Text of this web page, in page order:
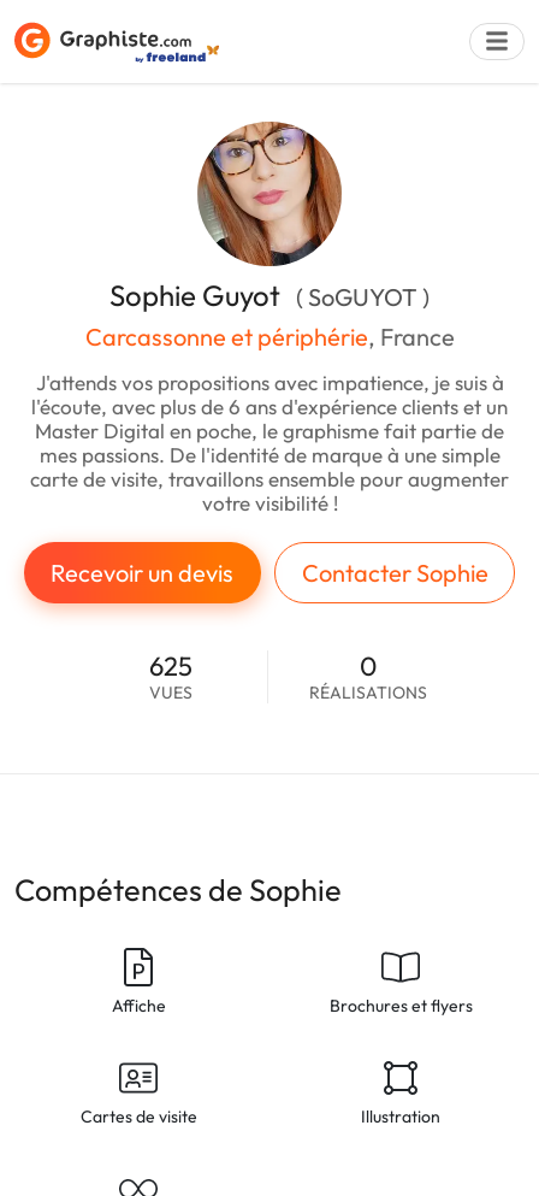
Sophie Guyot ( SoGUYOT )
Carcassonne et périphérie, France
J'attends vos propositions avec impatience, je suis à
l'écoute, avec plus de 6 ans d'expérience clients et un
Master Digital en poche, le graphisme fait partie de
mes passions. De l'identité de marque à une simple
carte de visite, travaillons ensemble pour augmenter
votre visibilité !
Recevoir un devis Contacter Sophie
625
VUES
0
RÉALISATIONS
Compétences de Sophie
Affiche Brochures et flyers
Cartes de visite Illustration